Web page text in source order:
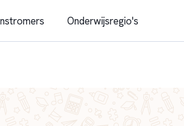
Onderwijsregio's